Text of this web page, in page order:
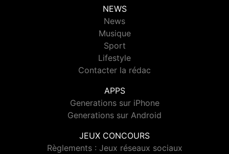
NEWS
News
Musique
Sport
Lifestyle
Contacter la rédac
APPS
Generations sur iPhone
Generations sur Android
JEUX CONCOURS
Règlements : Jeux réseaux sociaux